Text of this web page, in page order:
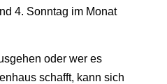
4. Sonntag im Monat
oder wer es
schafft, kann sich